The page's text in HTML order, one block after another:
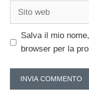
Sito
Salva il mio
browser per la